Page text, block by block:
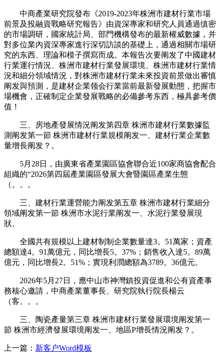
中商產業研究院發布《2019-2023年株洲市建材行業市場
前景及投融資戰略研究報告》由資深專家和研究人員通過缜密
的市場調研，國家統計局、部門機構發布的最新權威數據，并
對多位業內資深專家進行深切訪談的基礎上，通過相關市場研
究的东西、理論和模子撰寫而成。本報告次要阐发了中國建材
行業運行情況、株洲市建材行業發展環境、株洲市建材行業情
況和細分領域情況，對株洲市建材行業未來投資前景做出審慎
阐发與預測，是建材企業领会行業當前最新發展動態，把握市
場機會，正確制定企業發展戰略的必備參考东西，極具參考價
值！
三、房地產發展情況阐发第四章 株洲市建材行業數據監
測阐发第一節 株洲市建材行業規模阐发一、建材行業企業數
量增長阐发？。
5月28日，由廣東省產業園區協會聯合近100家商協會配合
組織的“2026第四屆產業園區發展大會暨園區產業生態
（。。。
三、建材行業運營能力阐发第五章 株洲市建材行業細分
領域阐发第一節 株洲市水泥行業阐发一、水泥行業發展現
狀。
全國共有規模以上建材制制企業數量達3。51萬家；資產
總額達4。91萬億元，同比增長5。37%；銷售收入達5。89萬
億元，同比增長2。51%；實現利潤總額為3789。36億元。
2026年5月27日，應中山市神灣鎮投資促進和公有資產事
務核心邀請，中商產業董事長、研究院執行院長楊云
（客。。。
三、陶瓷產量第三章 株洲市建材行業發展環境阐发第一
節 株洲市經濟發展環境阐发一、地區P增長情況阐发？。
上一篇： 新客户Word模板